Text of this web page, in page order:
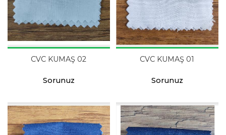
CVC KUMAŞ 02
Sorunuz
CVC KUMAŞ 01
Sorunuz